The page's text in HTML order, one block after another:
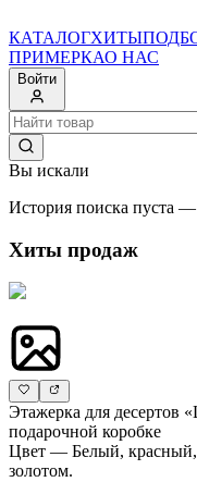
КАТАЛОГХИТЫ
ПРИМЕРКАО НАС
Войти
Вы искали
История поиска пуста
Хиты продаж
Этажерка для десертов
подарочной коробке
Цвет — Белый, красный,
золотом.